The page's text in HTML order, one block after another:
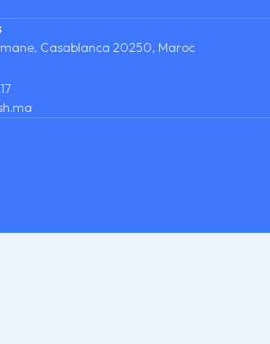
Casablanca 20250, Maroc